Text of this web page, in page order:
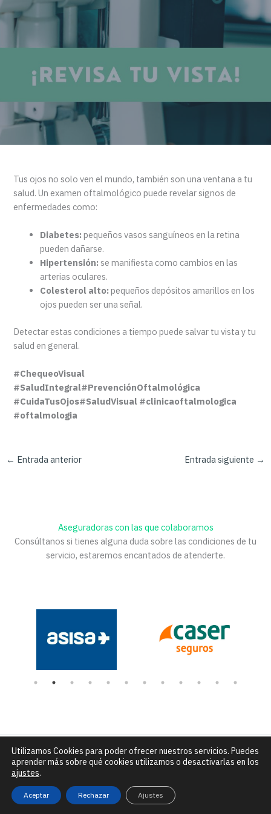
Tus ojos no solo ven el mundo, también son una ventana a tu
salud. Un examen oftalmológico puede revelar signos de
enfermedades como:
Diabetes:pequeños vasos sanguíneos en la retina
pueden dañarse.
Hipertensión:se manifiesta como cambios en las
arterias oculares.
Colesterol alto:pequeños depósitos amarillos en los
ojos pueden ser una señal.
Detectar estas condiciones a tiempo puede salvar tu vista y tu
salud en general.
#ChequeoVisual
#SaludIntegral#PrevenciónOftalmológica
#CuidaTusOjos#SaludVisual #clinicaoftalmologica
#oftalmologia
← Entrada anterior Entrada siguiente →
Aseguradoras con las que colaboramos
Consúltanos si tienes alguna duda sobre las condiciones de tu
servicio, estaremos encantados de atenderte.
Número de Rexistro Sanitario: C-15-004432 |C/ Alfredo Brañas
núm. 7 - Santiago de Compostela |info@clinicadceo.com| Tfn: 881
Aviso legal, política de privacidad y de cookies
Utilizamos Cookies para poder ofrecer nuestros servicios. Puedes
aprender más sobre qué cookies utilizamos o desactivarlas en los
ajustes.
Aceptar Rechazar Ajustes